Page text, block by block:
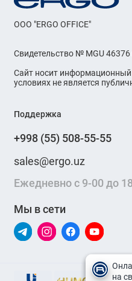
OOO "ERGO OFFICE"
Свидетельство № MGU 46376
Сайт носит информационный
условиях не является
Поддержка
+998 (55) 508-55-55
sales@ergo.uz
Ежедневно с 9-00 до
Мы в сети